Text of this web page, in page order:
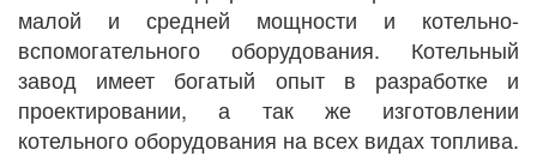
малой и средней мощности и котельно-
вспомогательного оборудования. Котельный
завод имеет богатый опыт в разработке и
проектировании, а так же изготовлении
котельного оборудования на всех видах топлива.